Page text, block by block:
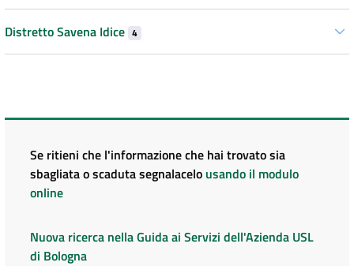
Distretto Savena Idice 4
Se ritieni che l'informazione che hai trovato sia
sbagliata o scaduta segnalacelo usando il modulo
online
Nuova ricerca nella Guida ai Servizi dell'Azienda USL
di Bologna